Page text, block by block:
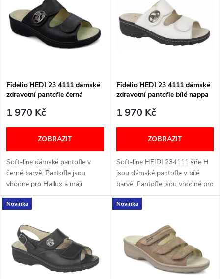
e
p
r
d
u
k
t
ů
Nejprodávanější
Abecedně
ý
p
s
p
r
o
d
u
t
Fidelio HEDI 23 4111 dámské
zdravotní pantofle černá
1 970 Kč
ZOBRAZIT
Soft-line dámské pantofle v
černé barvě. Pantofle jsou
vhodné pro Hallux a mají
vyjímatelnou stélku. Šířka: H
Velikostní tabulka níže v textu
Fidelio HEDI 23 4111 dámské
zdravotní pantofle bílé nappa
1 970 Kč
ZOBRAZIT
Soft-line HEIDI 234111 šíře H
jsou dámské pantofle v bílé
barvě. Pantofle jsou vhodné pro
Hallux a mají vyjímatelnou
stélku. Šířka: H Velikostní
Novinka Novinka